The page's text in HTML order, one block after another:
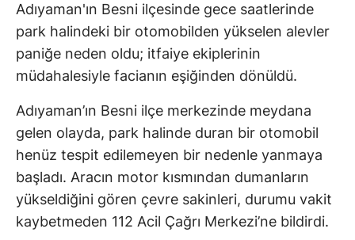
Adıyaman'ın Besni ilçesinde gece saatlerinde
park halindeki bir otomobilden yükselen alevler
paniğe neden oldu; itfaiye ekiplerinin
müdahalesiyle facianın eşiğinden dönüldü.
Adıyaman’ın Besni ilçe merkezinde meydana
gelen olayda, park halinde duran bir otomobil
henüz tespit edilemeyen bir nedenle yanmaya
başladı. Aracın motor kısmından dumanların
yükseldiğini gören çevre sakinleri, durumu vakit
kaybetmeden 112 Acil Çağrı Merkezi’ne bildirdi.